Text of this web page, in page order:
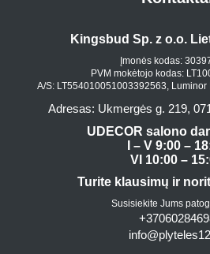
Kingsbud Sp. z o.o.
Įmonės kodas:
PVM mokėtojo kodas:
A/S: LT554010051003392563, Luminor
Adresas: Ukmergės g. 219,
UDECOR salono
I – V 9:00 –
VI 10:00 –
Turite klausimų ir
Susisiekite Jums